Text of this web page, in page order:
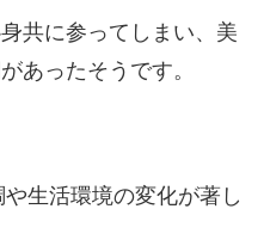
共に参ってしまい、美
あったそうです。
生活環境の変化が著し